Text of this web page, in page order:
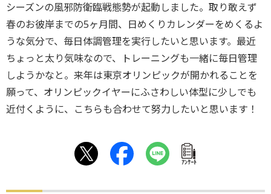
シーズンの風邪防衛臨戦態勢が起動しました。取り敢えず
春のお彼岸までの5ヶ月間、日めくりカレンダーをめくるよ
うな気分で、毎日体調管理を実行したいと思います。最近
ちょっと太り気味なので、トレーニングも一緒に毎日管理
しようかなと。来年は東京オリンピックが開かれることを
願って、オリンピックイヤーにふさわしい体型に少しでも
近付くように、こちらも合わせて努力したいと思います！
ｱﾝｹｰﾄ